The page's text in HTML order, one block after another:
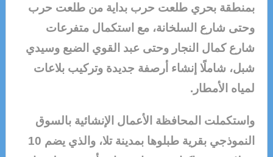
بمنطقة بحري طلعت حرب بداية من طلعت حرب
وحتى شارع السلخانة، مع استكمال متفرعات
شارع كمال النجار وحتى عبد القوي الضبع وسيدي
شبل، شاملًا إنشاء أرصفة جديدة وتركيب بلاعات
لمياه الأمطار.
واستكملت المحافظة الأعمال الإنشائية بالسوق
النموذجي بقرية طبلوها بمدينة تلا، والذي يضم 10